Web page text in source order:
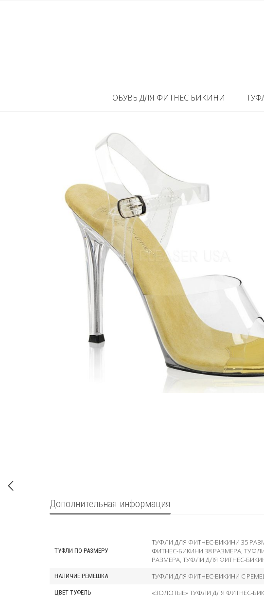
ОБУВЬ ДЛЯ ФИТНЕС БИКИНИ
Дополнительная информация
ТУФЛИ ПО РАЗМЕРУ
ТУФЛИ ДЛЯ ФИТНЕС-БИКИНИ 35
ФИТНЕС-БИКИНИ 38 РАЗМЕРА,
РАЗМЕРА, ТУФЛИ ДЛЯ ФИТНЕС-
НАЛИЧИЕ РЕМЕШКА ТУФЛИ ДЛЯ ФИТНЕС-БИКИНИ С
ЦВЕТ ТУФЕЛЬ «ЗОЛОТЫЕ» ТУФЛИ ДЛЯ ФИТНЕС-